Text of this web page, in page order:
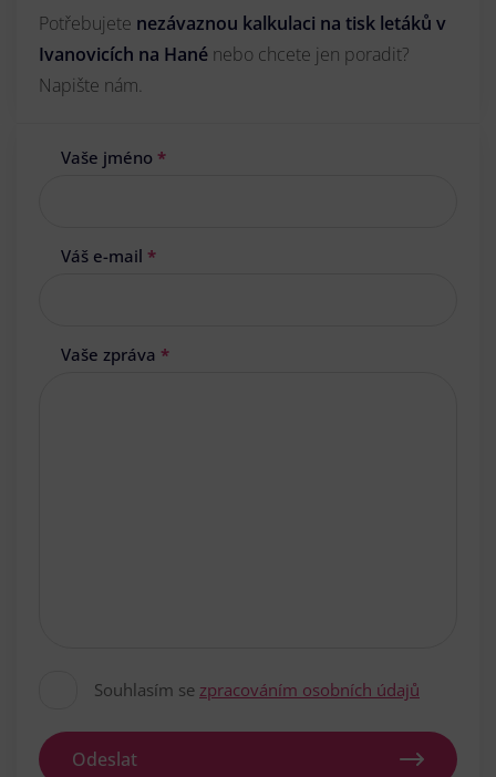
Potřebujete nezávaznou kalkulaci na tisk letáků v
Ivanovicích na Hané nebo chcete jen poradit?
Napište nám.
Vaše jméno *
Váš e-mail *
Vaše zpráva *
Souhlasím se zpracováním osobních údajů
Odeslat